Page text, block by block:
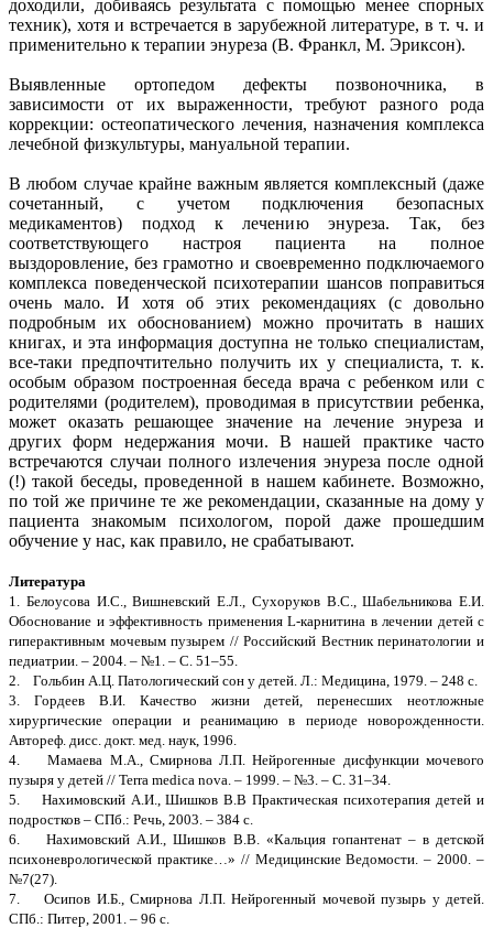
доходили, добиваясь результата с помощью менее спорных
техник), хотя и встречается в зарубежной литературе, в т. ч. и
применительно к терапии энуреза (В. Франкл, М. Эриксон).
Выявленные ортопедом дефекты позвоночника, в
зависимости от их выраженности, требуют разного рода
коррекции: остеопатического лечения, назначения комплекса
лечебной физкультуры, мануальной терапии.
В любом случае крайне важным является комплексный (даже
сочетанный, с учетом подключения безопасных
медикаментов) подход к лечению энуреза. Так, без
соответствующего настроя пациента на полное
выздоровление, без грамотно и своевременно подключаемого
комплекса поведенческой психотерапии шансов поправиться
очень мало. И хотя об этих рекомендациях (с довольно
подробным их обоснованием) можно прочитать в наших
книгах, и эта информация доступна не только специалистам,
все-таки предпочтительно получить их у специалиста, т. к.
особым образом построенная беседа врача с ребенком или с
родителями (родителем), проводимая в присутствии ребенка,
может оказать решающее значение на лечение энуреза и
других форм недержания мочи. В нашей практике часто
встречаются случаи полного излечения энуреза после одной
(!) такой беседы, проведенной в нашем кабинете. Возможно,
по той же причине те же рекомендации, сказанные на дому у
пациента знакомым психологом, порой даже прошедшим
обучение у нас, как правило, не срабатывают.
Литература
1. Белоусова И.С., Вишневский Е.Л., Сухоруков В.С., Шабельникова Е.И.
Обоснование и эффективность применения L-карнитина в лечении детей с
гиперактивным мочевым пузырем // Российский Вестник перинатологии и
педиатрии. – 2004. – №1. – С. 51–55.
2. Гольбин А.Ц. Патологический сон у детей. Л.: Медицина, 1979. – 248 с.
3. Гордеев В.И. Качество жизни детей, перенесших неотложные
хирургические операции и реанимацию в периоде новорожденности.
Автореф. дисс. докт. мед. наук, 1996.
4. Мамаева М.А., Смирнова Л.П. Нейрогенные дисфункции мочевого
пузыря у детей // Terra medica nova. – 1999. – №3. – С. 31–34.
5. Нахимовский А.И., Шишков В.В Практическая психотерапия детей и
подростков – СПб.: Речь, 2003. – 384 с.
6. Нахимовский А.И., Шишков В.В. «Кальция гопантенат – в детской
психоневрологической практике…» // Медицинские Ведомости. – 2000. –
№7(27).
7. Осипов И.Б., Смирнова Л.П. Нейрогенный мочевой пузырь у детей.
СПб.: Питер, 2001. – 96 с.